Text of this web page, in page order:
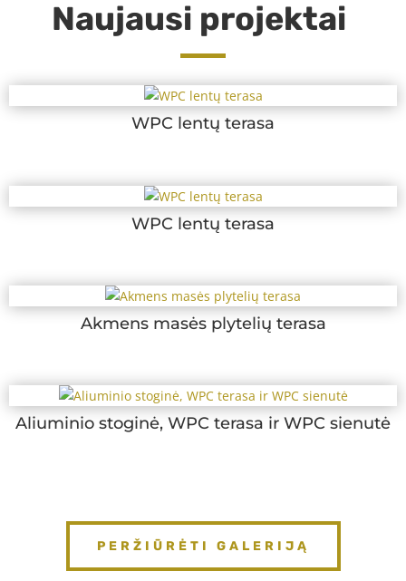
Naujausi projektai
WPC lentų terasa
WPC lentų terasa
Akmens masės plytelių terasa
Aliuminio stoginė, WPC terasa ir WPC sienutė
PERŽIŪRĖTI GALERIJĄ